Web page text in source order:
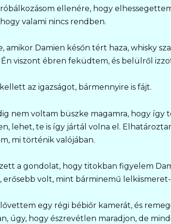
ellenére, hogy
valami nincs rendben.
amikor Damien későn tért haza, whisky
Én viszont ébren feküdtem, és belülről
az igazságot, bármennyire is fájt.
nem voltam büszke magamra, hogy így
lehet, te is így jártál volna el.
mi történik valójában.
a gondolat, hogy titokban figyelem
erősebb volt, mint bárminemű
egy régi bébiőr kamerát, és
úgy, hogy észrevétlen maradjon, de